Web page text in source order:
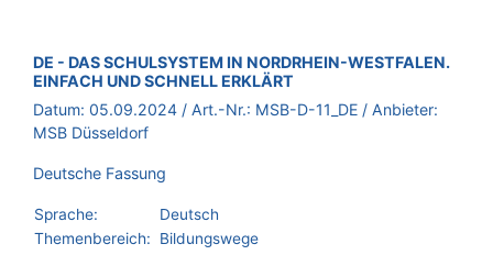
BROSCHÜRE:
DE - DAS SCHULSYSTEM IN NORDRHEIN-WESTFALEN.
EINFACH UND SCHNELL ERKLÄRT
Datum: 05.09.2024 / Art.-Nr.: MSB-D-11_DE / Anbieter:
MSB Düsseldorf
Deutsche Fassung
Sprache:
Deutsch
Themenbereich:
Bildungswege